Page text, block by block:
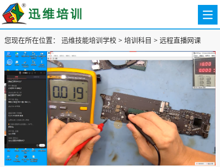
您现在所在位置： 迅维技能培训学校> 培训科目 > 远程直播网课